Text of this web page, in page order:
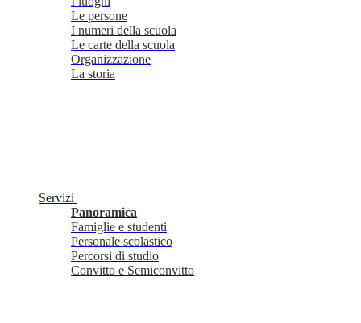
Le persone
I numeri della scuola
Le carte della scuola
Organizzazione
La storia
Servizi
Panoramica
Famiglie e studenti
Personale scolastico
Percorsi di studio
Convitto e Semiconvitto